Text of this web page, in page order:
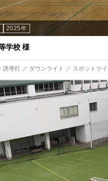
2025年
学校 様
導灯 ／ ダウンライト ／ スポットラ